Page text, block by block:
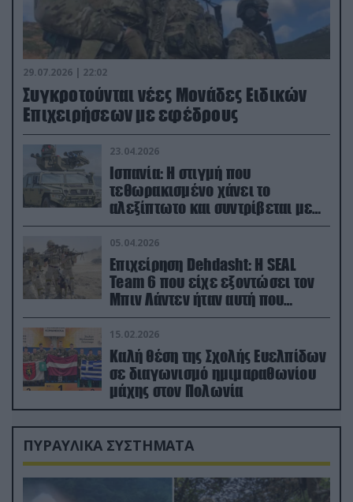
29.07.2026 | 22:02
Συγκροτούνται νέες Μονάδες Ειδικών
Επιχειρήσεων με εφέδρους
23.04.2026
Ισπανία: Η στιγμή που
τεθωρακισμένο χάνει το
αλεξίπτωτο και συντρίβεται με
ορμή στο έδαφος (βίντεο)
05.04.2026
Επιχείρηση Dehdasht: Η SEAL
Team 6 που είχε εξοντώσει τον
Μπιν Λάντεν ήταν αυτή που
διέσωσε τον πιλότο του F-15
15.02.2026
Καλή θέση της Σχολής Ευελπίδων
σε διαγωνισμό ημιμαραθωνίου
μάχης στον Πολωνία
ΠΥΡΑΥΛΙΚΑ ΣΥΣΤΗΜΑΤΑ